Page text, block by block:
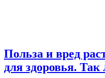
Польза и вред
для здоровья. Так